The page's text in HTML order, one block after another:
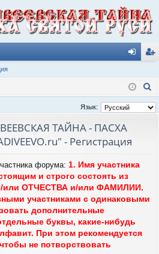
д ис
тр
и
Язык:
ТАЙНА - ПАСХА
- Регистрация
форума: 1. Имя участника
и строго состоять из
или ОТЧЕСТВА и/или ФАМИЛИИ.
участниками с одинаковыми
дополнительные
буквы, какие-нибудь
При этом рекомендуется
не потворствовать